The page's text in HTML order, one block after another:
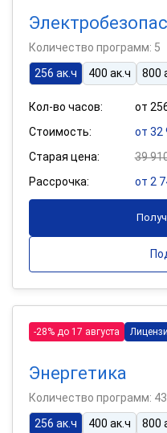
Количество программ: 5
256 ак.ч
400 ак.ч 800
Кол-во часов:
от
Стоимость:
от 32
Старая цена:
39
Рассрочка:
от 2
-28% до 17 августа
Энергетика
Количество программ: 43
256 ак.ч
400 ак.ч 800